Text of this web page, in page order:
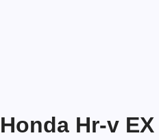
Honda Hr-v EX